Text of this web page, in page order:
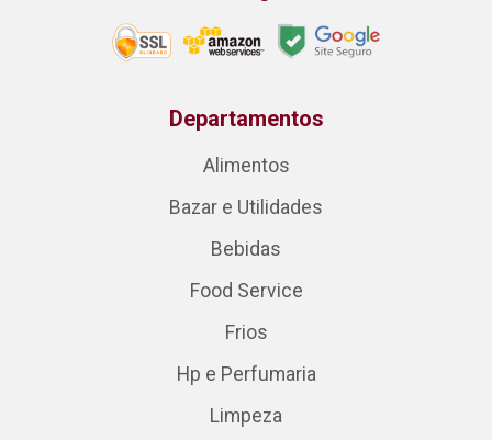
Departamentos
Alimentos
Bazar e Utilidades
Bebidas
Food Service
Frios
Hp e Perfumaria
Limpeza